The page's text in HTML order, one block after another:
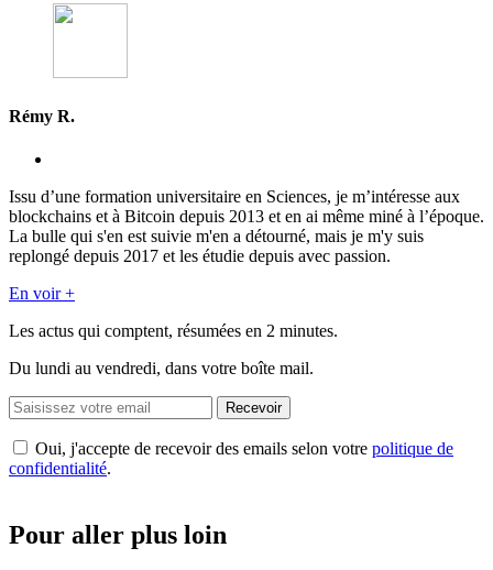
Rémy R.
Issu d’une formation universitaire en Sciences, je m’intéresse aux
blockchains et à Bitcoin depuis 2013 et en ai même miné à l’époque.
La bulle qui s'en est suivie m'en a détourné, mais je m'y suis
replongé depuis 2017 et les étudie depuis avec passion.
En voir +
Les actus qui comptent, résumées en 2 minutes.
Du lundi au vendredi, dans votre boîte mail.
Recevoir
Oui, j'accepte de recevoir des emails selon votre politique de
confidentialité.
Pour aller plus loin